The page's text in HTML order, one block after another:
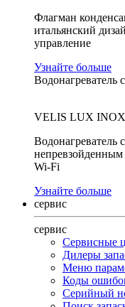
Флагман
итальянский
управление
Узнайте больше
Водонагреватель
VELIS LUX
Водонагреватель
Wi-Fi
Узнайте больше
сервис
сервис
Сервисные
Дилеры
Меню
Коды
Серийный